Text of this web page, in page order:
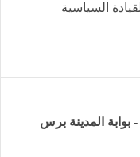
السياسية
بوابة المدينة برس